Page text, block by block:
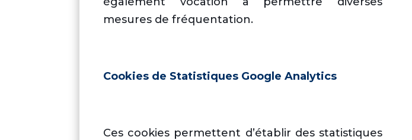
mesures de fréquentation.
Cookies de Statistiques Google Analytics
Ces cookies permettent d’établir des statistiques